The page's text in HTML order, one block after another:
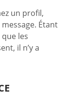
un profil,
Étant
les
il n’y a